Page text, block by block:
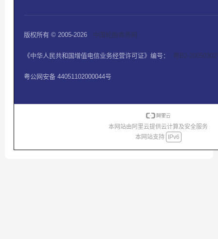
版权所有 © 2005-2026 中国轮胎商务网
《中华人民共和国增值电信业务经营许可证》编号： 粤B2-20050302
粤公网安备 44051102000044号
本网站由阿里云提供云计算及安全服务
本网站支持 IPv6